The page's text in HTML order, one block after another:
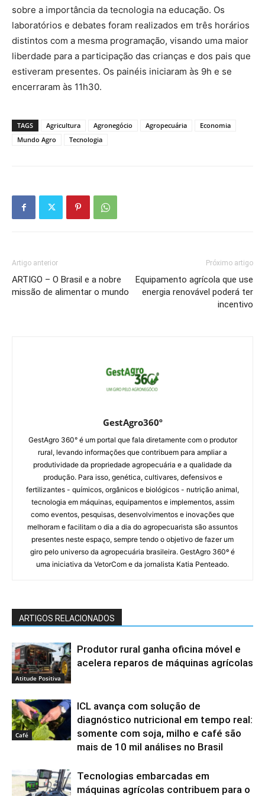
sobre a importância da tecnologia na educação. Os
laboratórios e debates foram realizados em três horários
distintos com a mesma programação, visando uma maior
liberdade para a participação das crianças e dos pais que
estiveram presentes. Os painéis iniciaram às 9h e se
encerraram às 11h30.
TAGS Agricultura Agronegócio Agropecuária
Economia
Mundo Agro
Tecnologia
Artigo anterior
ARTIGO – O Brasil e a nobre
missão de alimentar o mundo
Próximo artigo
Equipamento agrícola que use
energia renovável poderá ter
incentivo
GestAgro360º
GestAgro 360° é um portal que fala diretamente com o produtor
rural, levando informações que contribuem para ampliar a
produtividade da propriedade agropecuária e a qualidade da
produção. Para isso, genética, cultivares, defensivos e
fertilizantes - químicos, orgânicos e biológicos - nutrição animal,
tecnologia em máquinas, equipamentos e implementos, assim
como eventos, pesquisas, desenvolvimentos e inovações que
melhoram e facilitam o dia a dia do agropecuarista são assuntos
presentes neste espaço, sempre tendo o objetivo de fazer um
giro pelo universo da agropecuária brasileira. GestAgro 360º é
uma iniciativa da VetorCom e da jornalista Katia Penteado.
ARTIGOS RELACIONADOS
Atitude Positiva
Produtor rural ganha oficina móvel e
acelera reparos de máquinas agrícolas
Café
ICL avança com solução de
diagnóstico nutricional em tempo real:
somente com soja, milho e café são
mais de 10 mil análises no Brasil
Tecnologias embarcadas em
máquinas agrícolas contribuem para o